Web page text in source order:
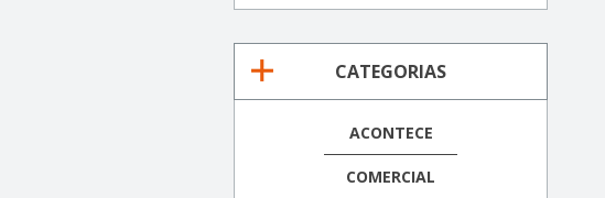
CATEGORIAS
ACONTECE
COMERCIAL